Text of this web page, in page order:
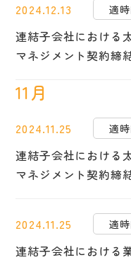
2024.12.13 適
連結子会社における
マネジメント契約締
11月
2024.11.25 適
連結子会社における
マネジメント契約締
2024.11.25 適
連結子会社における